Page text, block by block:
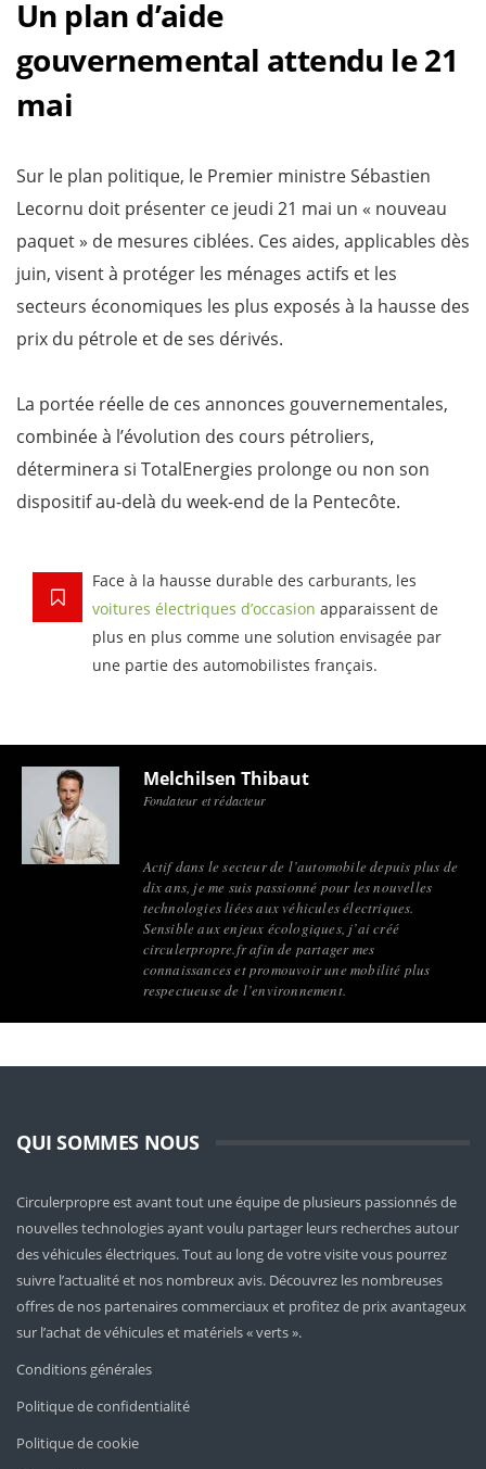
Un plan d’aide
gouvernemental attendu le 21
mai
Sur le plan politique, le Premier ministre Sébastien
Lecornu doit présenter ce jeudi 21 mai un « nouveau
paquet » de mesures ciblées. Ces aides, applicables dès
juin, visent à protéger les ménages actifs et les
secteurs économiques les plus exposés à la hausse des
prix du pétrole et de ses dérivés.
La portée réelle de ces annonces gouvernementales,
combinée à l’évolution des cours pétroliers,
déterminera si TotalEnergies prolonge ou non son
dispositif au-delà du week-end de la Pentecôte.
Face à la hausse durable des carburants, les
voitures électriques d’occasion apparaissent de
plus en plus comme une solution envisagée par
une partie des automobilistes français.
Melchilsen Thibaut
Fondateur et rédacteur
Actif dans le secteur de l’automobile depuis plus de
dix ans, je me suis passionné pour les nouvelles
technologies liées aux véhicules électriques.
Sensible aux enjeux écologiques, j’ai créé
circulerpropre.fr afin de partager mes
connaissances et promouvoir une mobilité plus
respectueuse de l’environnement.
QUI SOMMES NOUS
Circulerpropre est avant tout une équipe de plusieurs passionnés de
nouvelles technologies ayant voulu partager leurs recherches autour
des véhicules électriques. Tout au long de votre visite vous pourrez
suivre l’actualité et nos nombreux avis. Découvrez les nombreuses
offres de nos partenaires commerciaux et profitez de prix avantageux
sur l’achat de véhicules et matériels « verts ».
Conditions générales
Politique de confidentialité
Politique de cookie